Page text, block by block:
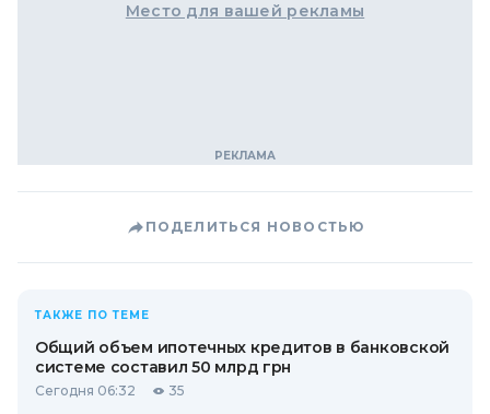
Место для вашей рекламы
ПОДЕЛИТЬСЯ НОВОСТЬЮ
ТАКЖЕ ПО ТЕМЕ
Общий объем ипотечных кредитов в банковской
системе составил 50 млрд грн
Сегодня 06:32 35